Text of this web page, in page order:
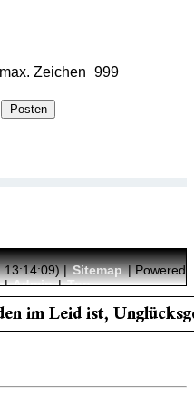
max. Zeichen 999
13:14:09) |Sitemap| Powered
|Admin|Top